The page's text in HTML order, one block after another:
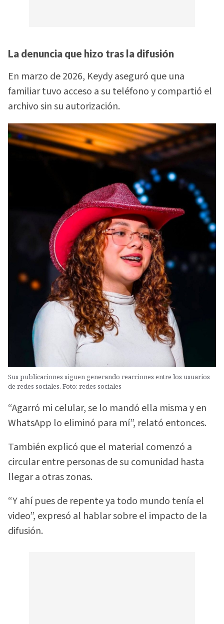
La denuncia que hizo tras la difusión
En marzo de 2026, Keydy aseguró que una
familiar tuvo acceso a su teléfono y compartió el
archivo sin su autorización.
Sus publicaciones siguen generando reacciones entre los usuarios
de redes sociales. Foto: redes sociales
“Agarró mi celular, se lo mandó ella misma y en
WhatsApp lo eliminó para mí”, relató entonces.
También explicó que el material comenzó a
circular entre personas de su comunidad hasta
llegar a otras zonas.
“Y ahí pues de repente ya todo mundo tenía el
video”, expresó al hablar sobre el impacto de la
difusión.